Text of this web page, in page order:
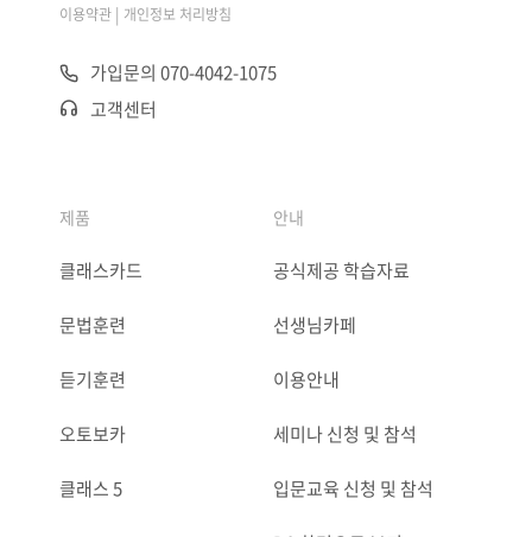
이용약관 | 개인정보 처리방침
가입문의 070-4042-1075
고객센터
제품
클래스카드
문법훈련
듣기훈련
오토보카
클래스 5
안내
공식제공 학습자료
선생님카페
이용안내
세미나 신청 및 참석
입문교육 신청 및 참석